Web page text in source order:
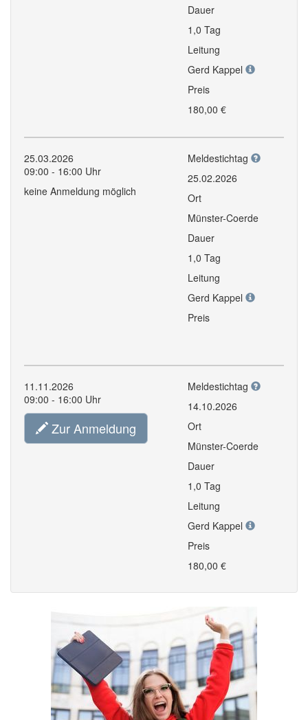
Dauer
1,0 Tag
Leitung
Gerd Kappel
Preis
180,00 €
25.03.2026
09:00 - 16:00 Uhr
keine Anmeldung möglich
Meldestichtag
25.02.2026
Ort
Münster-Coerde
Dauer
1,0 Tag
Leitung
Gerd Kappel
Preis
11.11.2026
09:00 - 16:00 Uhr
Zur Anmeldung
Meldestichtag
14.10.2026
Ort
Münster-Coerde
Dauer
1,0 Tag
Leitung
Gerd Kappel
Preis
180,00 €